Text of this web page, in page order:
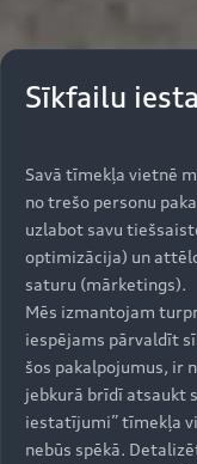
Sīkfailu
Savā tīmekļa vietnē
no trešo personu
uzlabot savu
optimizācija) un
saturu (mārketings).
Mēs izmantojam
iespējams pārvaldīt
šos pakalpojumus, ir
jebkurā brīdī atsaukt
iestatījumi” tīmekļa
nebūs spēkā.